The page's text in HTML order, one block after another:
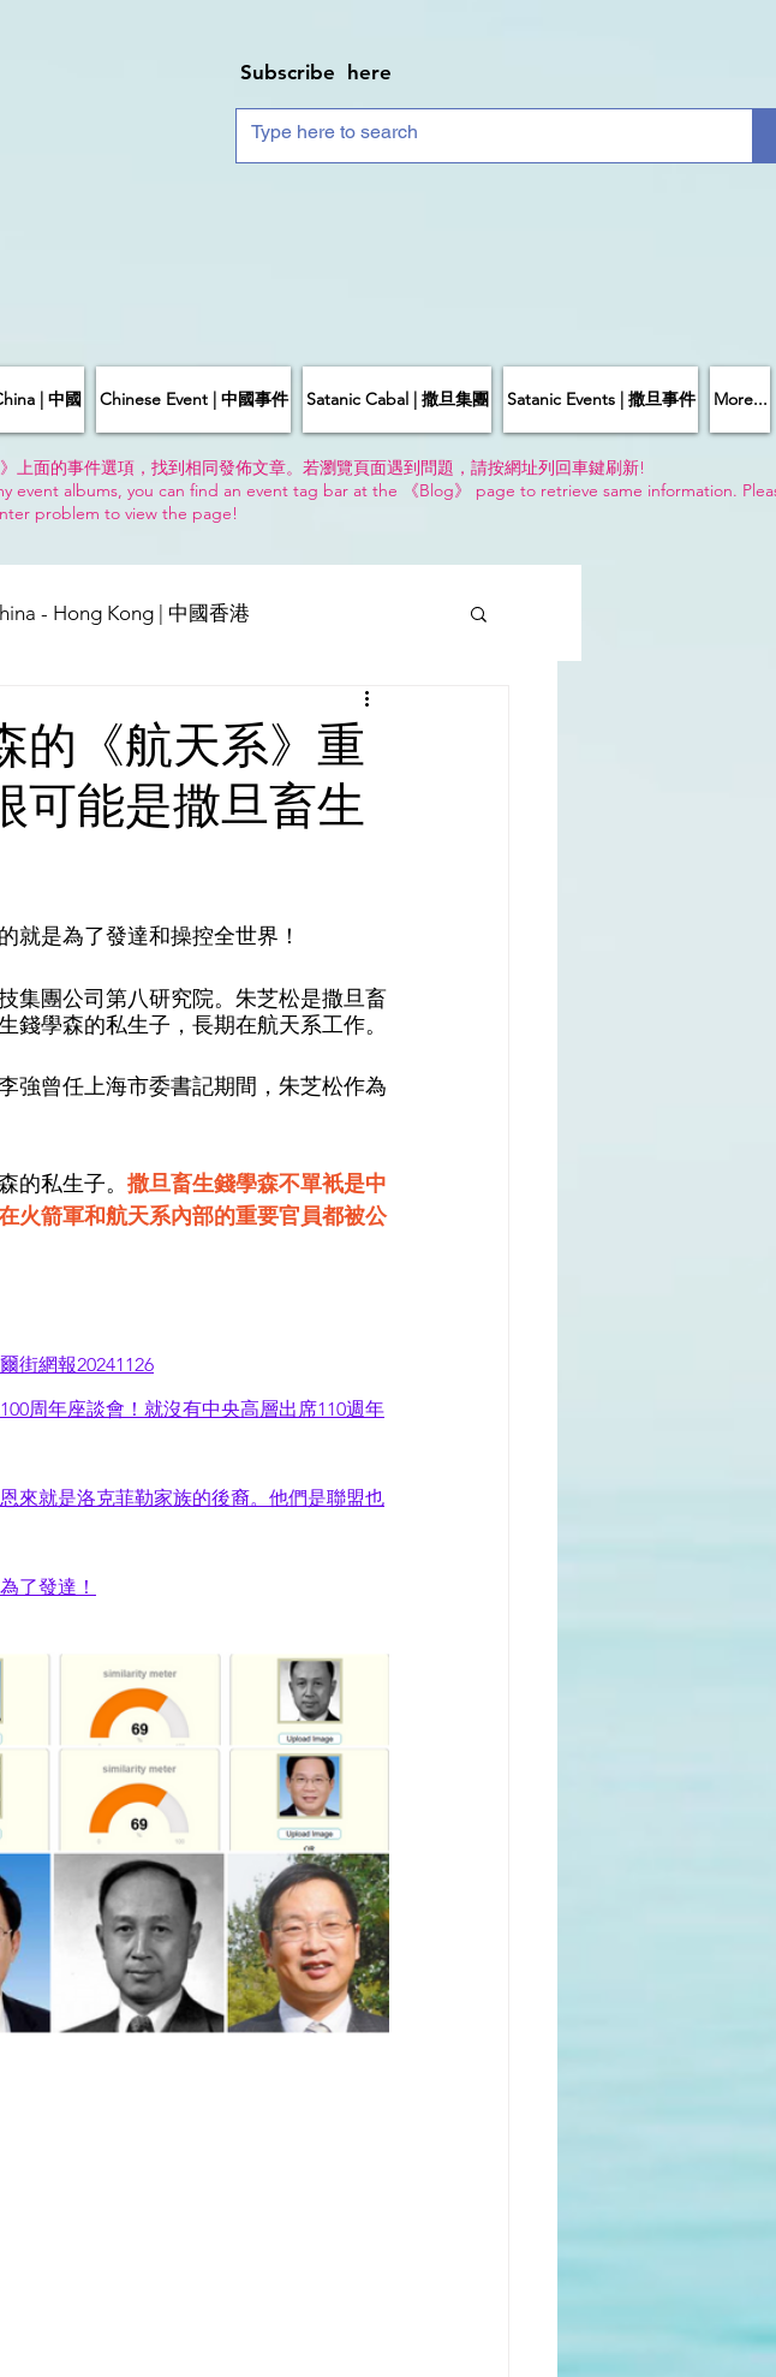
Subscribe here
| 中國 Chinese Event | 中國事件 Satanic Cabal | 撒旦集團 Satanic Events | 撒旦事件 More...
面的事件選項，找到相同發佈文章。若瀏覽頁面遇到問題，請按網址列回車鍵刷新!
albums, you can find an event tag bar at the 《Blog》 page to retrieve same information.
problem to view the page!
- Hong Kong | 中國香港
| 流行病 & 健康 World | 世界
的《航天系》重
可能是撒旦畜生
就是為了發達和操控全世界！
集團公司第八研究院。朱芝松是撒旦畜
學森的私生子，長期在航天系工作。
強曾任上海市委書記期間，朱芝松作為
的私生子。 撒旦畜生錢學森不單衹是中
火箭軍和航天系內部的重要官員都被公
街網報20241126
周年座談會！就沒有中央高層出席110週年
來就是洛克菲勒家族的後裔。他們是聯盟也
了發達！